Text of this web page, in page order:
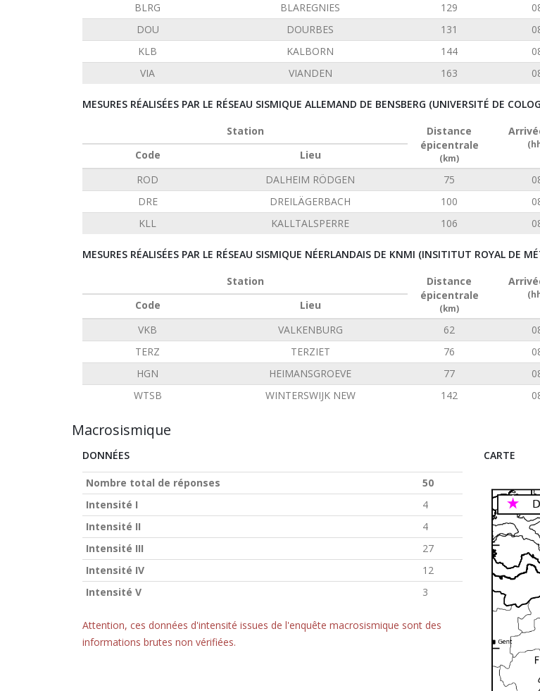
BLRG
BLAREGNIES 129
DOU
DOURBES 131
KLB
KALBORN 144
VIA
VIANDEN 163
MESURES RÉALISÉES PAR LE RÉSEAU SISMIQUE ALLEMAND DE BENSBERG (UNIVERSITÉ DE
Station
Distance
épicentrale
(km)
Code
Lieu
ROD
DALHEIM RÖDGEN 75
DRE
DREILÄGERBACH 100
KLL
KALLTALSPERRE 106
MESURES RÉALISÉES PAR LE RÉSEAU SISMIQUE NÉERLANDAIS DE KNMI (INSITITUT ROYAL DE
Station
Distance
épicentrale
(km)
Code
Lieu
VKB
VALKENBURG 62
TERZ
TERZIET 76
HGN
HEIMANSGROEVE 77
WTSB
WINTERSWIJK NEW 142
Macrosismique
DONNÉES
Nombre total de réponses
50
Intensité I
4
Intensité II
4
Intensité III
27
Intensité IV
12
Intensité V
3
Attention, ces données d'intensité issues de l'enquête macrosismique sont des
informations brutes non vérifiées.
CARTE